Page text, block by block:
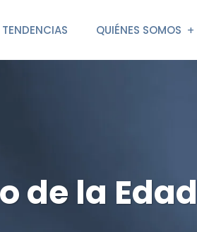
TENDENCIAS QUIÉNES SOMOS
de la Edad